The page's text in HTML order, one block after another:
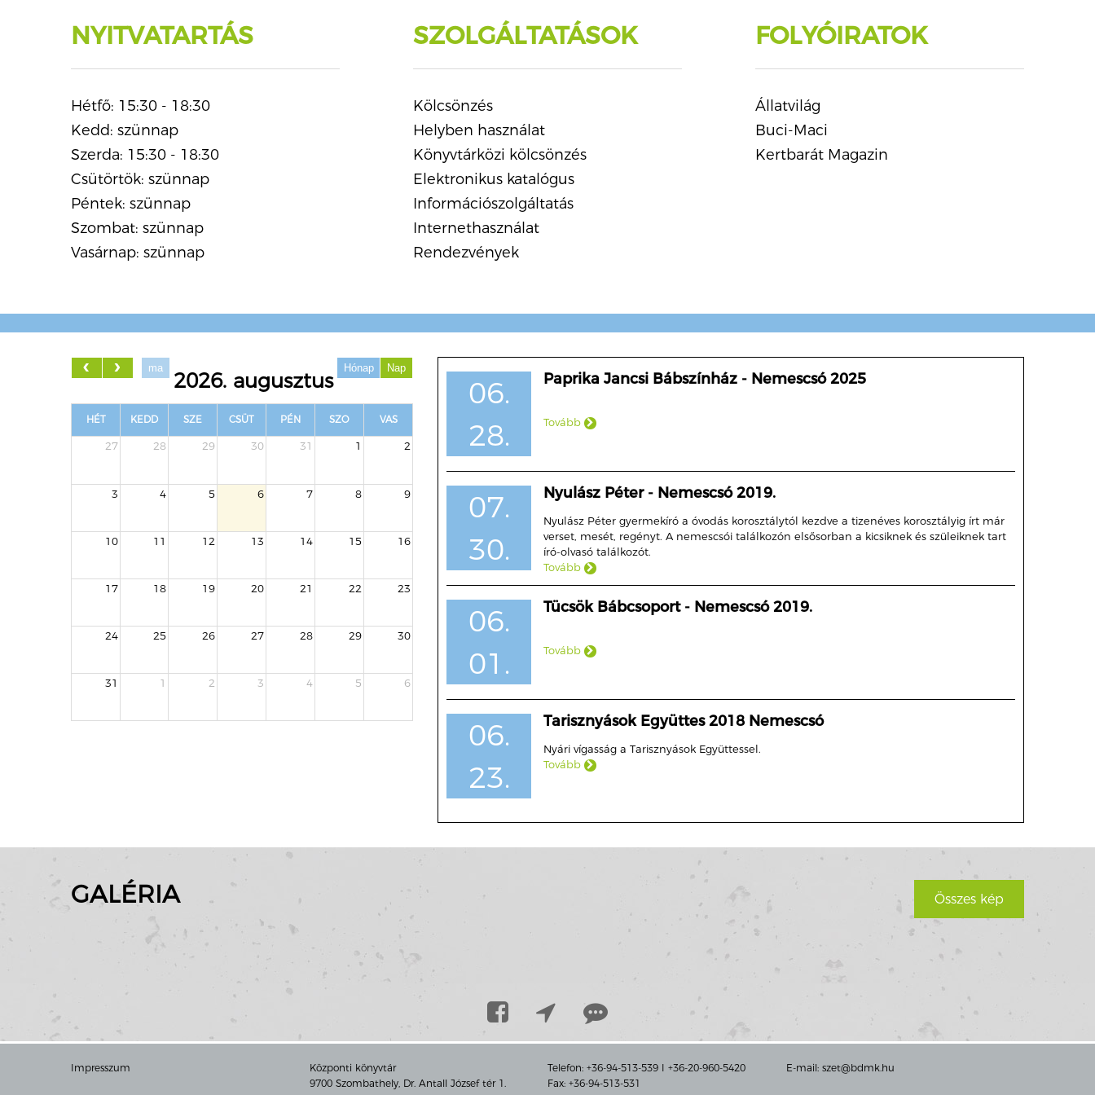
NYITVATARTÁS
Hétfő: 15:30 - 18:30
Kedd: szünnap
Szerda: 15:30 - 18:30
Csütörtök: szünnap
Péntek: szünnap
Szombat: szünnap
Vasárnap: szünnap
SZOLGÁLTATÁSOK
Kölcsönzés
Helyben használat
Könyvtárközi kölcsönzés
Elektronikus katalógus
Információszolgáltatás
Internethasználat
Rendezvények
FOLYÓIRATOK
Állatvilág
Buci-Maci
Kertbarát Magazin
ma Hónap Nap
2026. augusztus
HÉT KEDD SZE CSÜT PÉN SZO VAS
27 28 29 30 31 1 2
3 4 5 6 7 8 9
10 11 12 13 14 15 16
17 18 19 20 21 22 23
24 25 26 27 28 29 30
31 1 2 3 4 5 6
06.
28.
Paprika Jancsi Bábszínház - Nemescsó 2025
Tovább
07.
30.
Nyulász Péter - Nemescsó 2019.
Nyulász Péter gyermekíró a óvodás korosztálytól kezdve a tizenéves korosztályig írt már
verset, mesét, regényt. A nemescsói találkozón elsősorban a kicsiknek és szüleiknek tart
író-olvasó találkozót.
Tovább
06.
01.
Tücsök Bábcsoport - Nemescsó 2019.
Tovább
06.
23.
Tarisznyások Együttes 2018 Nemescsó
Nyári vígasság a Tarisznyások Együttessel.
Tovább
GALÉRIA Összes kép
Impresszum
Központi könyvtár
9700 Szombathely, Dr. Antall József tér 1.
Telefon: +36-94-513-539 I +36-20-960-5420
Fax: +36-94-513-531
E-mail: szet@bdmk.hu